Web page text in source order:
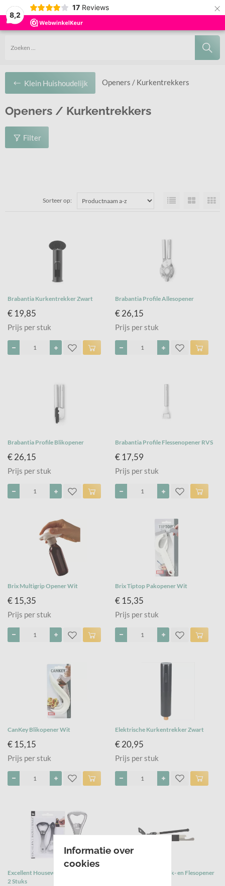
8,2
17 Reviews ×
Klein Huishoudelijk Openers / Kurkentrekkers
Openers / Kurkentrekkers
Filter
Sorteer op:
Brabantia Kurkentrekker Zwart
€ 19,85
Prijs per stuk
Brabantia Profile Allesopener
€ 26,15
Prijs per stuk
Brabantia Profile Blikopener
€ 26,15
Prijs per stuk
Brabantia Profile Flessenopener RVS
€ 17,59
Prijs per stuk
Brix Multigrip Opener Wit
€ 15,35
Prijs per stuk
Brix Tiptop Pakopener Wit
€ 15,35
Prijs per stuk
CanKey Blikopener Wit
€ 15,15
Prijs per stuk
Elektrische Kurkentrekker Zwart
€ 20,95
Prijs per stuk
Excellent Houseware Flesopener 9 cm
2 Stuks
Fackelmann Basic Blik- en Flesopener
Informatie over
cookies